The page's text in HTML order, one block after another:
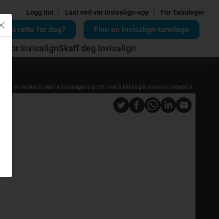
Logg Inn Last ned vår Invisalign-app For Tannleger
det rette for deg? Finn en Invisalign-tannlege
for InvisalignSkaff deg Invisalign
Del en lenke til denne tannlegens profil ved å klikke på ikonene nedenfor